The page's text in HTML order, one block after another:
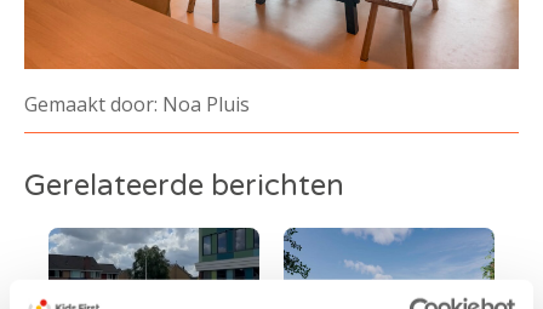
Gemaakt door: Noa Pluis
Gerelateerde berichten